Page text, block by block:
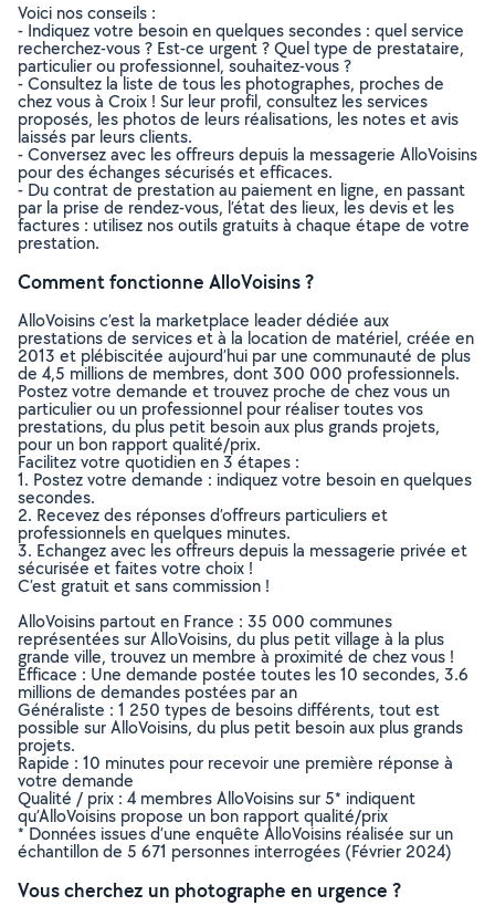
Voici nos conseils :
- Indiquez votre besoin en quelques secondes : quel service
recherchez-vous ? Est-ce urgent ? Quel type de prestataire,
particulier ou professionnel, souhaitez-vous ?
- Consultez la liste de tous les photographes, proches de
chez vous à Croix ! Sur leur profil, consultez les services
proposés, les photos de leurs réalisations, les notes et avis
laissés par leurs clients.
- Conversez avec les offreurs depuis la messagerie AlloVoisins
pour des échanges sécurisés et efficaces.
- Du contrat de prestation au paiement en ligne, en passant
par la prise de rendez-vous, l’état des lieux, les devis et les
factures : utilisez nos outils gratuits à chaque étape de votre
prestation.
Comment fonctionne AlloVoisins ?
AlloVoisins c’est la marketplace leader dédiée aux
prestations de services et à la location de matériel, créée en
2013 et plébiscitée aujourd’hui par une communauté de plus
de 4,5 millions de membres, dont 300 000 professionnels.
Postez votre demande et trouvez proche de chez vous un
particulier ou un professionnel pour réaliser toutes vos
prestations, du plus petit besoin aux plus grands projets,
pour un bon rapport qualité/prix.
Facilitez votre quotidien en 3 étapes :
1. Postez votre demande : indiquez votre besoin en quelques
secondes.
2. Recevez des réponses d’offreurs particuliers et
professionnels en quelques minutes.
3. Echangez avec les offreurs depuis la messagerie privée et
sécurisée et faites votre choix !
C’est gratuit et sans commission !
AlloVoisins partout en France : 35 000 communes
représentées sur AlloVoisins, du plus petit village à la plus
grande ville, trouvez un membre à proximité de chez vous !
Efficace : Une demande postée toutes les 10 secondes, 3.6
millions de demandes postées par an
Généraliste : 1 250 types de besoins différents, tout est
possible sur AlloVoisins, du plus petit besoin aux plus grands
projets.
Rapide : 10 minutes pour recevoir une première réponse à
votre demande
Qualité / prix : 4 membres AlloVoisins sur 5* indiquent
qu’AlloVoisins propose un bon rapport qualité/prix
* Données issues d’une enquête AlloVoisins réalisée sur un
échantillon de 5 671 personnes interrogées (Février 2024)
Vous cherchez un photographe en urgence ?